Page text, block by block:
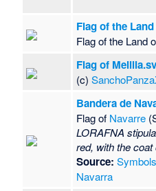
Flag of the
Flag of the Land
Flag of
(c)
Bandera de
Flag of Navarre
LORAFNA
red, with the
Source:
Navarra